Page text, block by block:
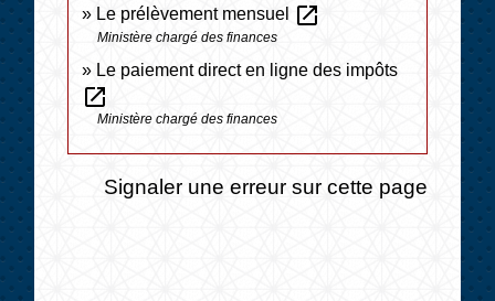
Le prélèvement mensuel open_in_new
Ministère chargé des finances
Le paiement direct en ligne des impôts
open_in_new
Ministère chargé des finances
Signaler une erreur sur cette page